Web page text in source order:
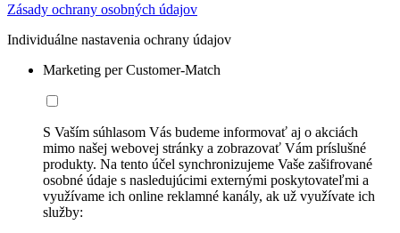
Zásady ochrany osobných údajov
Individuálne nastavenia ochrany údajov
Marketing per Customer-Match
S Vaším súhlasom Vás budeme informovať aj o akciách
mimo našej webovej stránky a zobrazovať Vám príslušné
produkty. Na tento účel synchronizujeme Vaše zašifrované
osobné údaje s nasledujúcimi externými poskytovateľmi a
využívame ich online reklamné kanály, ak už využívate ich
služby: